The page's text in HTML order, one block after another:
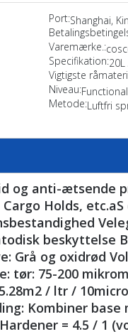
Port:Shanghai,
Varemærke.:
Specifikation:
Vigtigste
Niveau:Functional
Metode:Luftfri
og anti-ætsende
Holds,
beskyttelse
Grå og oxidrød
tør: 75-200
/ ltr /
Kombiner
= 4.5 / 1